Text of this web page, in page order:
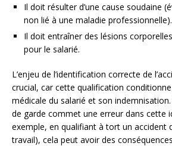
Il doit résulter d’une cause soudaine
non lié à une maladie professionnelle).
Il doit entraîner des lésions
pour le salarié.
L’enjeu de l’identification correcte de
crucial, car cette qualification
médicale du salarié et son
de garde commet une erreur dans cette
exemple, en qualifiant à tort un accident
travail), cela peut avoir des